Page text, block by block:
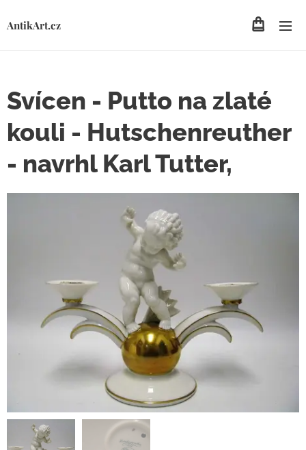
AntikArt.cz
Svícen - Putto na zlaté
kouli - Hutschenreuther
- navrhl Karl Tutter,